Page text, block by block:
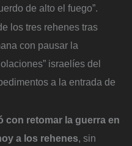
de alto el fuego”.
los tres rehenes tras
con pausar la
israelíes del
a la entrada de
con retomar la guerra en
a los rehenes, sin